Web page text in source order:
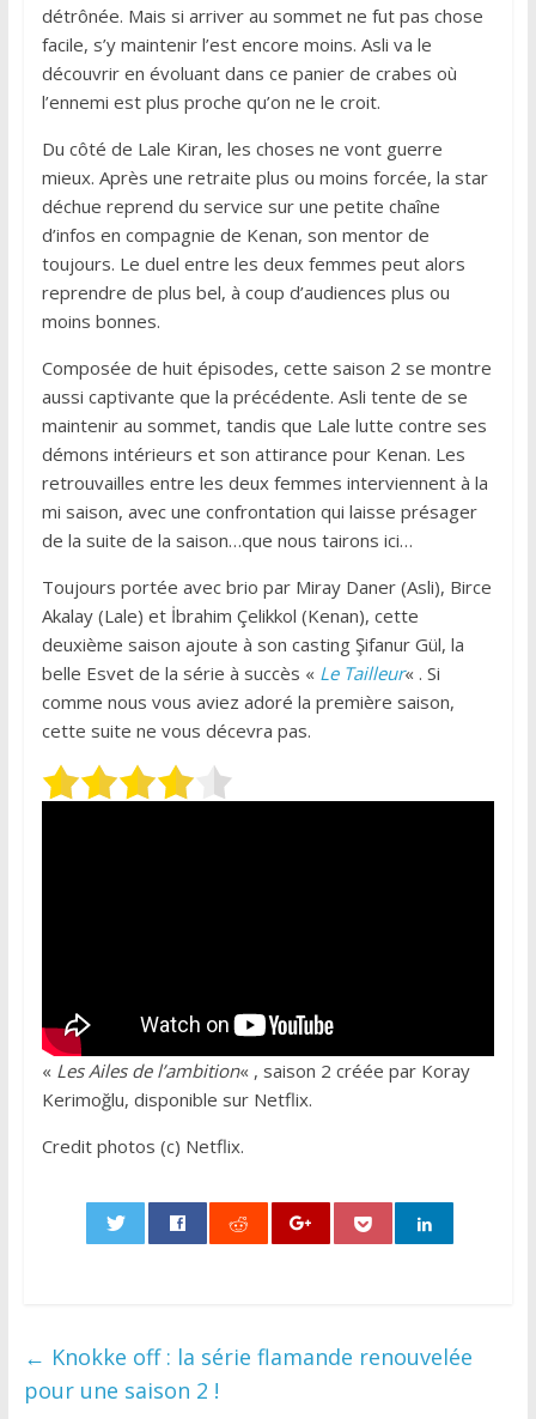
détrônée. Mais si arriver au sommet ne fut pas chose
facile, s’y maintenir l’est encore moins. Asli va le
découvrir en évoluant dans ce panier de crabes où
l’ennemi est plus proche qu’on ne le croit.
Du côté de Lale Kiran, les choses ne vont guerre
mieux. Après une retraite plus ou moins forcée, la star
déchue reprend du service sur une petite chaîne
d’infos en compagnie de Kenan, son mentor de
toujours. Le duel entre les deux femmes peut alors
reprendre de plus bel, à coup d’audiences plus ou
moins bonnes.
Composée de huit épisodes, cette saison 2 se montre
aussi captivante que la précédente. Asli tente de se
maintenir au sommet, tandis que Lale lutte contre ses
démons intérieurs et son attirance pour Kenan. Les
retrouvailles entre les deux femmes interviennent à la
mi saison, avec une confrontation qui laisse présager
de la suite de la saison…que nous tairons ici…
Toujours portée avec brio par Miray Daner (Asli), Birce
Akalay (Lale) et İbrahim Çelikkol (Kenan), cette
deuxième saison ajoute à son casting Şifanur Gül, la
belle Esvet de la série à succès « Le Tailleur« . Si
comme nous vous aviez adoré la première saison,
cette suite ne vous décevra pas.
« Les Ailes de l’ambition« , saison 2 créée par Koray
Kerimoğlu, disponible sur Netflix.
Credit photos (c) Netflix.
← Knokke off : la série flamande renouvelée
pour une saison 2 !